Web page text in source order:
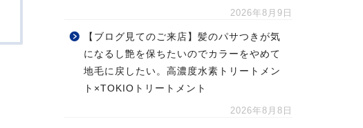
2026年8月9日
【ブログ見てのご来店】髪のパサつきが気
になるし艶を保ちたいのでカラーをやめて
地毛に戻したい。高濃度水素トリートメン
ト×TOKIOトリートメント
2026年8月8日